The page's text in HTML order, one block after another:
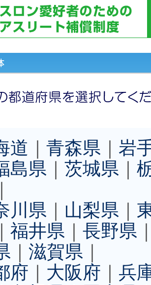
道 青森県
岩
島県 茨城県
川県 山梨県
福井県 長野県
滋賀県
府
大阪府
兵